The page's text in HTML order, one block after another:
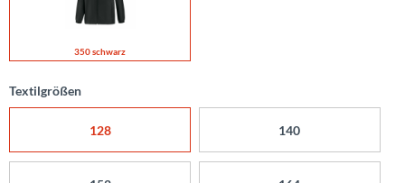
350 schwarz
Textilgrößen
128 140